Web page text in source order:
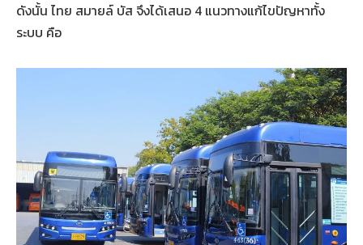
ดังนั้น ไทย สมายล์ บัส จึงได้เสนอ 4 แนวทางแก้ไขปัญหาทั้ง
ระบบ คือ